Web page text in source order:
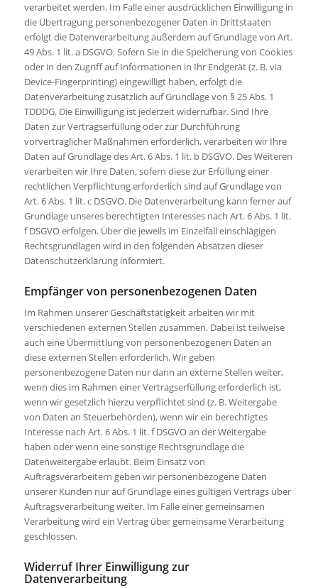
verarbeitet werden. Im Falle einer ausdrücklichen Einwilligung in
die Übertragung personenbezogener Daten in Drittstaaten
erfolgt die Datenverarbeitung außerdem auf Grundlage von Art.
49 Abs. 1 lit. a DSGVO. Sofern Sie in die Speicherung von Cookies
oder in den Zugriff auf Informationen in Ihr Endgerät (z. B. via
Device-Fingerprinting) eingewilligt haben, erfolgt die
Datenverarbeitung zusätzlich auf Grundlage von § 25 Abs. 1
TDDDG. Die Einwilligung ist jederzeit widerrufbar. Sind Ihre
Daten zur Vertragserfüllung oder zur Durchführung
vorvertraglicher Maßnahmen erforderlich, verarbeiten wir Ihre
Daten auf Grundlage des Art. 6 Abs. 1 lit. b DSGVO. Des Weiteren
verarbeiten wir Ihre Daten, sofern diese zur Erfüllung einer
rechtlichen Verpflichtung erforderlich sind auf Grundlage von
Art. 6 Abs. 1 lit. c DSGVO. Die Datenverarbeitung kann ferner auf
Grundlage unseres berechtigten Interesses nach Art. 6 Abs. 1 lit.
f DSGVO erfolgen. Über die jeweils im Einzelfall einschlägigen
Rechtsgrundlagen wird in den folgenden Absätzen dieser
Datenschutzerklärung informiert.
Empfänger von personenbezogenen Daten
Im Rahmen unserer Geschäftstätigkeit arbeiten wir mit
verschiedenen externen Stellen zusammen. Dabei ist teilweise
auch eine Übermittlung von personenbezogenen Daten an
diese externen Stellen erforderlich. Wir geben
personenbezogene Daten nur dann an externe Stellen weiter,
wenn dies im Rahmen einer Vertragserfüllung erforderlich ist,
wenn wir gesetzlich hierzu verpflichtet sind (z. B. Weitergabe
von Daten an Steuerbehörden), wenn wir ein berechtigtes
Interesse nach Art. 6 Abs. 1 lit. f DSGVO an der Weitergabe
haben oder wenn eine sonstige Rechtsgrundlage die
Datenweitergabe erlaubt. Beim Einsatz von
Auftragsverarbeitern geben wir personenbezogene Daten
unserer Kunden nur auf Grundlage eines gültigen Vertrags über
Auftragsverarbeitung weiter. Im Falle einer gemeinsamen
Verarbeitung wird ein Vertrag über gemeinsame Verarbeitung
geschlossen.
Widerruf Ihrer Einwilligung zur
Datenverarbeitung